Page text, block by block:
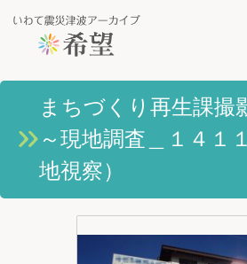
いわて震災津波アーカイブとは
岩手県の被害状況
ピックアップコンテンツ
テーマから探す
まちづくり再生課撮
～現地調査＿１４１
地視察）